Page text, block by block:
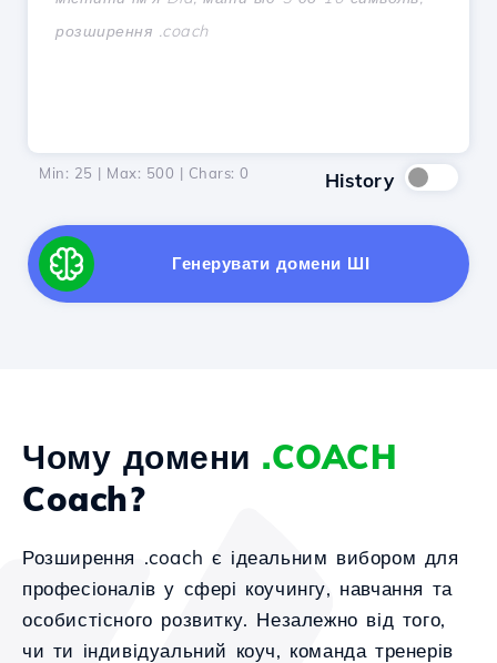
Min: 25 | Max: 500 | Chars: 0 History
Генерувати домени ШІ
Чому домени .COACH
Coach?
Розширення .coach є ідеальним вибором для
професіоналів у сфері коучингу, навчання та
особистісного розвитку. Незалежно від того,
чи ти індивідуальний коуч, команда тренерів